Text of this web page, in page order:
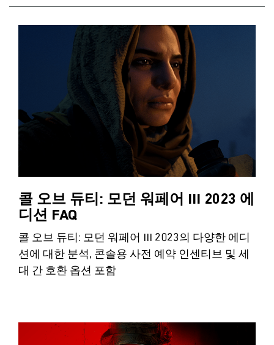
콜 오브 듀티: 모던 워페어 III 2023 에
디션 FAQ
콜 오브 듀티: 모던 워페어 III 2023의 다양한 에디
션에 대한 분석, 콘솔용 사전 예약 인센티브 및 세
대 간 호환 옵션 포함